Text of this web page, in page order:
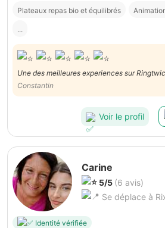
Plateaux repas bio et équilibrés
...
Une des meilleures experiences sur
Constantin
Voir le profil
Carine
5/5 (6 avis)
Se déplace à
Identité vérifiée